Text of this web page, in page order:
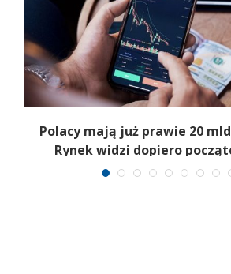
Polacy mają już prawie 20 mld
Rynek widzi dopiero